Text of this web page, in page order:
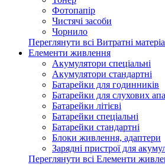
Фотопапір
Чистячі засоби
Чорнило
Переглянути всі Витратні
Елементи живлення
Акумулятори спеціальні
Акумулятори стандартні
Батарейки для годинників
Батарейки для слухових
Батарейки літієві
Батарейки спеціальні
Батарейки стандартні
Блоки живлення, адаптери
Зарядні пристрої для
Переглянути всі Елементи